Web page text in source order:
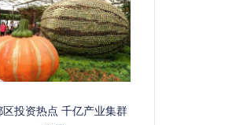
区投资热点 千亿产业集群